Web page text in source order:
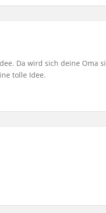
Da wird sich deine Oma
tolle Idee.